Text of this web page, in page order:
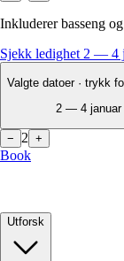
Inkluderer basseng
Sjekk ledighet 2 — 4
Valgte datoer · trykk
2 — 4 januar
− 2 +
Book
Utforsk